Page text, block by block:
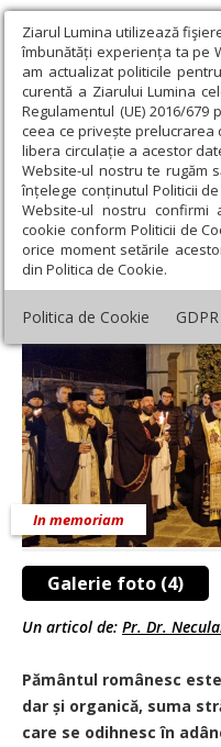
Ziarul Lumina utilizează
îmbunătăți experiența ta pe
am actualizat politicile
curentă a Ziarului Lumina
Regulamentul (UE) 2016/
ceea ce privește
libera circulație a acestor
Website-ul nostru te rugăm
înțelege conținutul Politicii
Website-ul nostru confirmi
cookie conform Politicii de
orice moment setările
din Politica de Cookie.
Politica de Cookie GDPR
Ziarul Lumina › Actualitate
la pomenirea părintelui
Gânduri la
Gabriel Mazilu
Galerie foto (4)
In memoriam
Un articol de: Pr. Dr.
Pământul românesc
dar și organică, suma
care se odihnesc în